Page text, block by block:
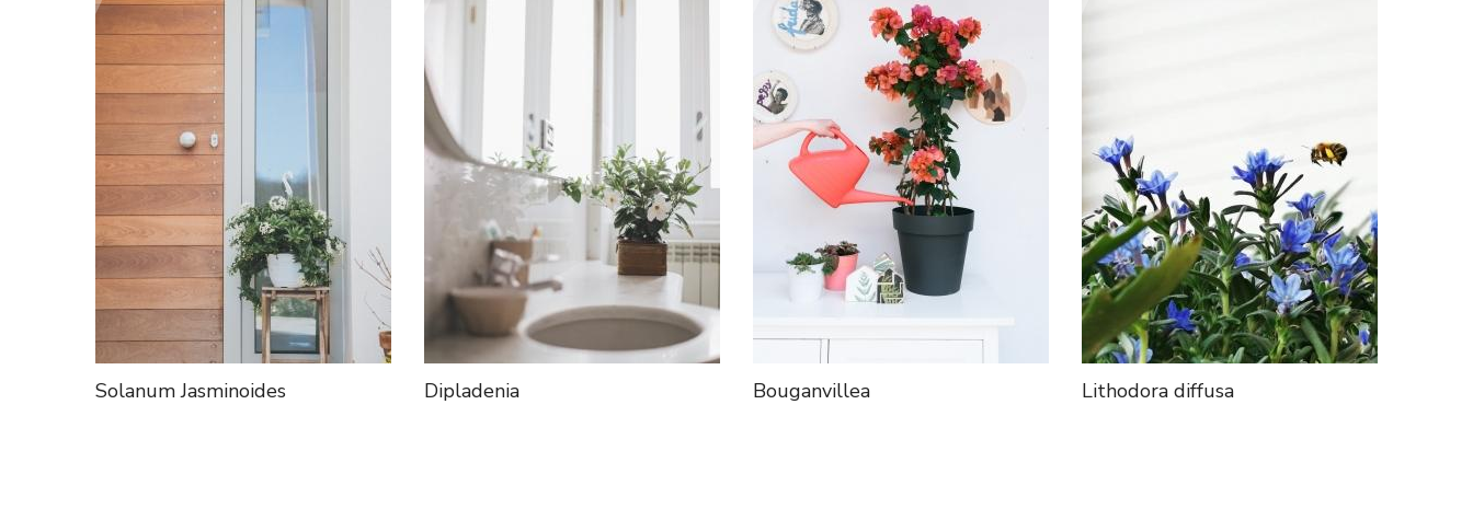
Solanum Jasminoides Dipladenia Bouganvillea Lithodora diffusa